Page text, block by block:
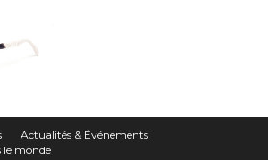
Actualités & Événements
monde